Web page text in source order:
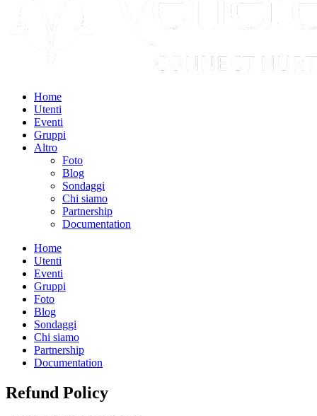
Home
Utenti
Eventi
Gruppi
Altro
Foto
Blog
Sondaggi
Chi siamo
Partnership
Documentation
Home
Utenti
Eventi
Gruppi
Foto
Blog
Sondaggi
Chi siamo
Partnership
Documentation
Refund Policy